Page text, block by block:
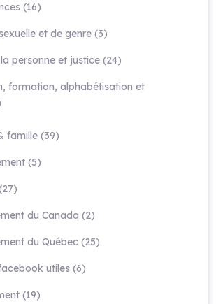
(16)
et de genre (3)
personne et justice (24)
formation, alphabétisation et
famille (39)
(5)
du Canada (2)
du Québec (25)
utiles (6)
(19)